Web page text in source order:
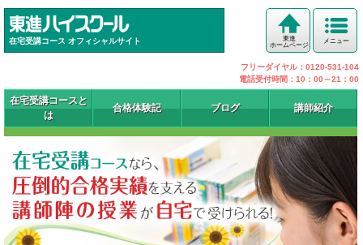
在宅受講コース オフィシャルサイト メニュー
東進
ホームページ
フリーダイヤル：0120-531-104
電話受付時間：10：00～21：00
在宅受講コースと
は
合格体験記 ブログ 講師紹介